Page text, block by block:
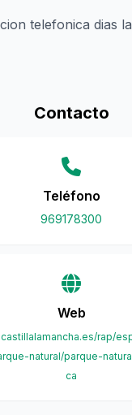
telefonica dias
Contacto
Teléfono
969178300
Web
rap/
natural/parque-
ca